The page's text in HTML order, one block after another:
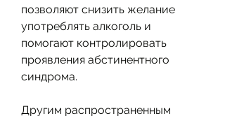
позволяют снизить желание
употреблять алкоголь и
помогают контролировать
проявления абстинентного
синдрома.
Другим распространенным